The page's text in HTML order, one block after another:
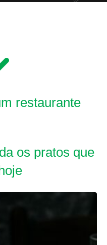
restaurante
os pratos que